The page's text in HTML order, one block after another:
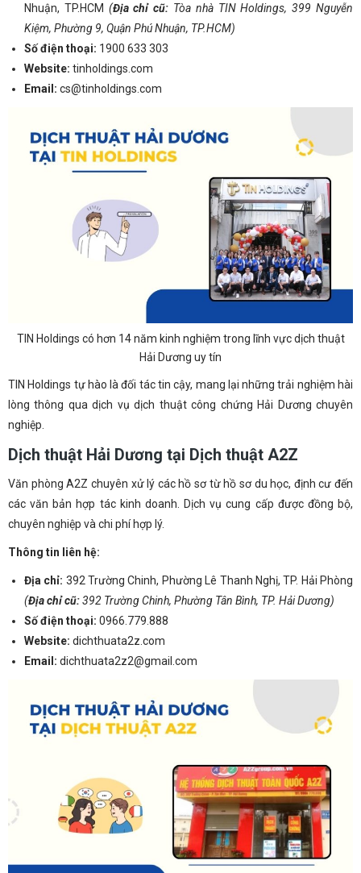
Nhuận, TP.HCM (Địa chỉ cũ: Tòa nhà TIN Holdings, 399 Nguyễn
Kiệm, Phường 9, Quận Phú Nhuận, TP.HCM)
Số điện thoại: 1900 633 303
Website: tinholdings.com
Email: cs@tinholdings.com
TIN Holdings có hơn 14 năm kinh nghiệm trong lĩnh vực dịch thuật
Hải Dương uy tín
TIN Holdings tự hào là đối tác tin cậy, mang lại những trải nghiệm hài
lòng thông qua dịch vụ dịch thuật công chứng Hải Dương chuyên
nghiệp.
Dịch thuật Hải Dương tại Dịch thuật A2Z
Văn phòng A2Z chuyên xử lý các hồ sơ từ hồ sơ du học, định cư đến
các văn bản hợp tác kinh doanh. Dịch vụ cung cấp được đồng bộ,
chuyên nghiệp và chi phí hợp lý.
Thông tin liên hệ:
Địa chỉ: 392 Trường Chinh, Phường Lê Thanh Nghị, TP. Hải Phòng
(Địa chỉ cũ:392 Trường Chinh, Phường Tân Bình, TP. Hải Dương)
Số điện thoại: 0966.779.888
Website: dichthuata2z.com
Email: dichthuata2z2@gmail.com